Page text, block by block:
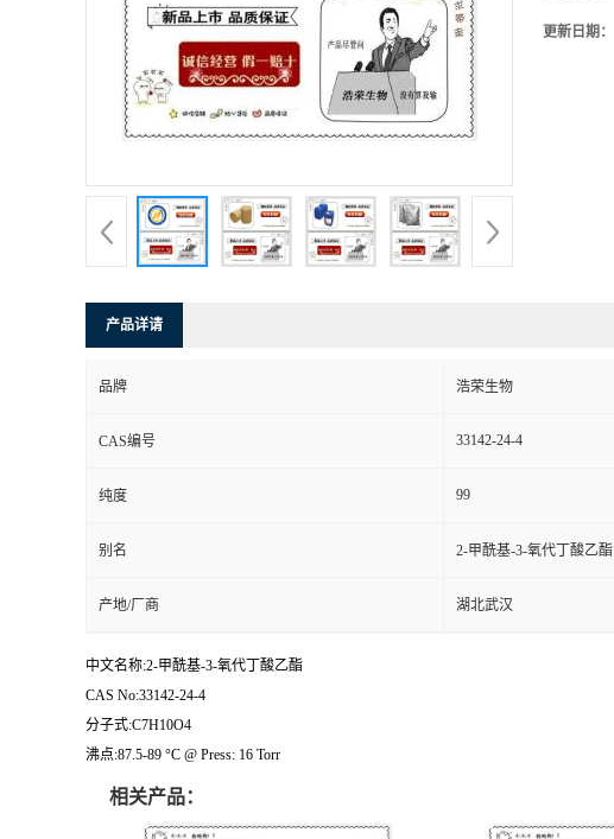
更新日期：
产品详请
品牌 浩荣生物
CAS编号 33142-24-4
纯度 99
别名 2-甲酰基-3-氧代丁酸乙酯
产地/厂商 湖北武汉
中文名称:2-甲酰基-3-氧代丁酸乙酯
CAS No:33142-24-4
分子式:C7H10O4
沸点:87.5-89 °C @ Press: 16 Torr
相关产品：